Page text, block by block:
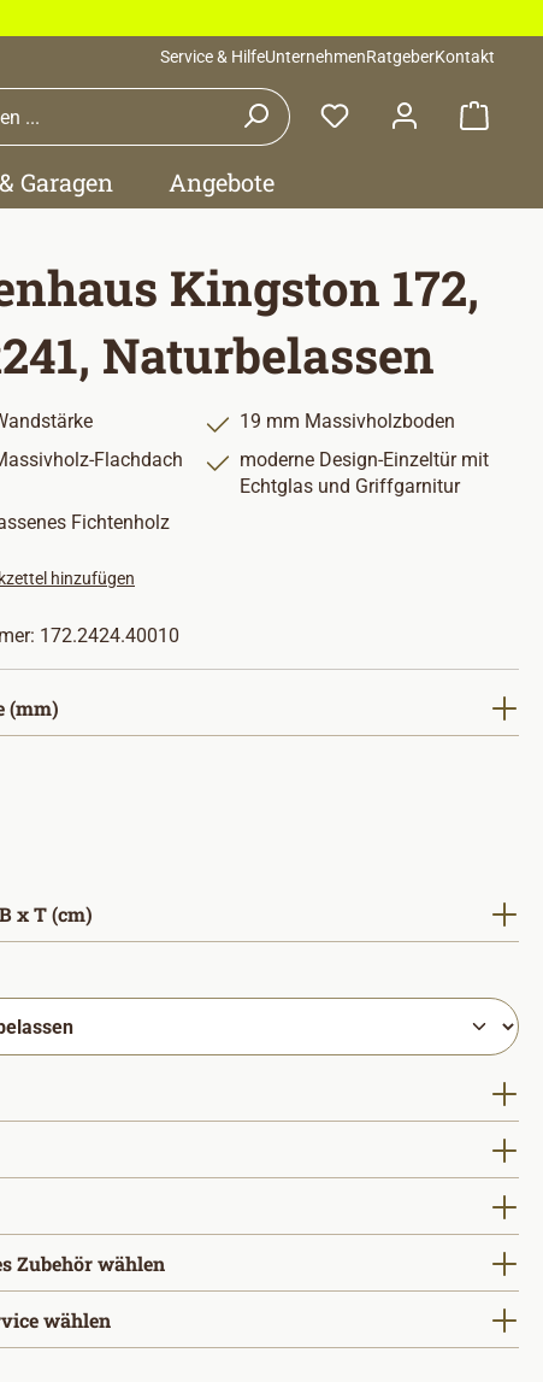
Service & HilfeUnternehmenRatgeberKontakt
Garagen Angebote
Kingston 172,
Naturbelassen
19 mm Massivholzboden
Flachdach
moderne Design-Einzeltür mit
Echtglas und Griffgarnitur
Fichtenholz
hinzufügen
172.2424.40010
(mm)
x T (cm)
Zubehör wählen
wählen